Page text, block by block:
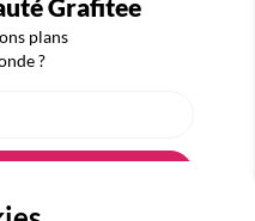
Grafitee
plans
?